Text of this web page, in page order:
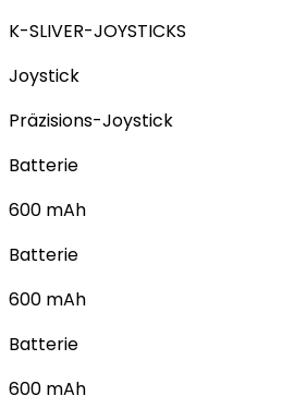
K-SLIVER-JOYSTICKS
Joystick
Präzisions-Joystick
Batterie
600 mAh
Batterie
600 mAh
Batterie
600 mAh